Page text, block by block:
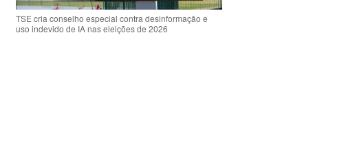
TSE cria conselho especial contra desinformação e
uso indevido de IA nas eleições de 2026